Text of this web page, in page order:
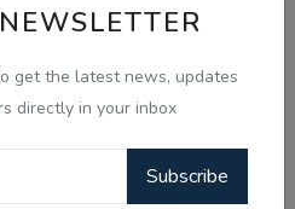
get the latest news, updates
directly in your inbox
Subscribe